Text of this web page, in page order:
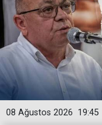
19:45
08 Ağustos 2026